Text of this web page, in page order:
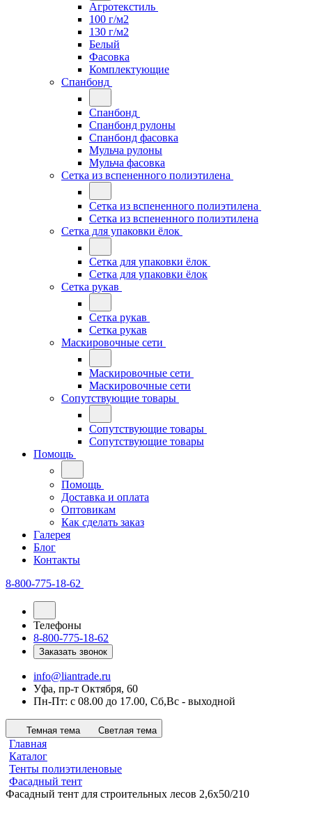
Агротекстиль
100 г/м2
130 г/м2
Белый
Фасовка
Комплектующие
Спанбонд
Спанбонд
Спанбонд рулоны
Спанбонд фасовка
Мульча рулоны
Мульча фасовка
Сетка из вспененного полиэтилена
Сетка из вспененного полиэтилена
Сетка из вспененного полиэтилена
Сетка для упаковки ёлок
Сетка для упаковки ёлок
Сетка для упаковки ёлок
Сетка рукав
Сетка рукав
Сетка рукав
Маскировочные сети
Маскировочные сети
Маскировочные сети
Сопутствующие товары
Сопутствующие товары
Сопутствующие товары
Помощь
Помощь
Доставка и оплата
Оптовикам
Как сделать заказ
Галерея
Блог
Контакты
8-800-775-18-62
Телефоны
8-800-775-18-62
Заказать звонок
info@liantrade.ru
Уфа, пр-т Октября, 60
Пн-Пт: c 08.00 до 17.00, Cб,Вс - выходной
Темная тема Светлая тема
Главная
Каталог
Тенты полиэтиленовые
Фасадный тент
Фасадный тент для строительных лесов 2,6х50/210